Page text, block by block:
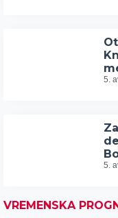
5.
5.
VREMENSKA